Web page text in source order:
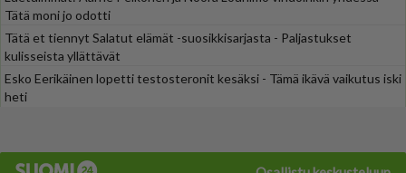
Tätä moni jo odotti
Tätä et tiennyt Salatut elämät -suosikkisarjasta - Paljastukset
kulisseista yllättävät
Esko Eerikäinen lopetti testosteronit kesäksi - Tämä ikävä vaikutus iski
heti